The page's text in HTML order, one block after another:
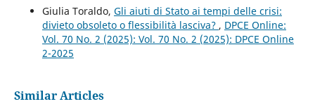
Giulia Toraldo, Gli aiuti di Stato ai tempi delle crisi:
divieto obsoleto o flessibilità lasciva? , DPCE Online:
Vol. 70 No. 2 (2025): Vol. 70 No. 2 (2025): DPCE Online
2-2025
Similar Articles